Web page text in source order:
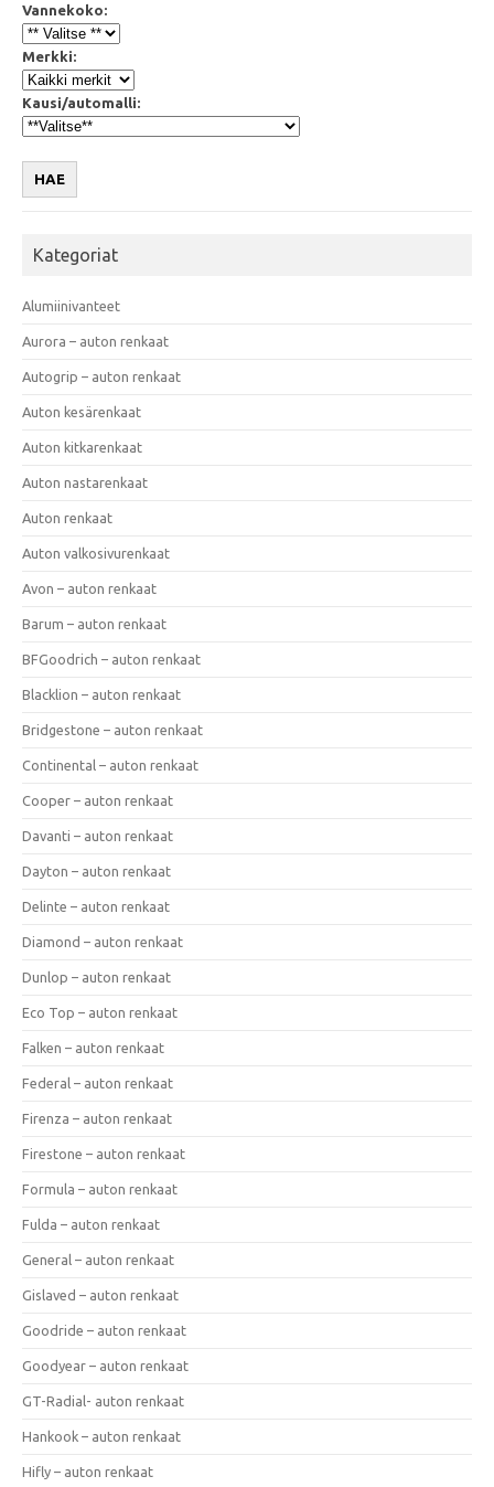
Vannekoko:
Merkki:
Kausi/automalli:
HAE
Kategoriat
Alumiinivanteet
Aurora – auton renkaat
Autogrip – auton renkaat
Auton kesärenkaat
Auton kitkarenkaat
Auton nastarenkaat
Auton renkaat
Auton valkosivurenkaat
Avon – auton renkaat
Barum – auton renkaat
BFGoodrich – auton renkaat
Blacklion – auton renkaat
Bridgestone – auton renkaat
Continental – auton renkaat
Cooper – auton renkaat
Davanti – auton renkaat
Dayton – auton renkaat
Delinte – auton renkaat
Diamond – auton renkaat
Dunlop – auton renkaat
Eco Top – auton renkaat
Falken – auton renkaat
Federal – auton renkaat
Firenza – auton renkaat
Firestone – auton renkaat
Formula – auton renkaat
Fulda – auton renkaat
General – auton renkaat
Gislaved – auton renkaat
Goodride – auton renkaat
Goodyear – auton renkaat
GT-Radial- auton renkaat
Hankook – auton renkaat
Hifly – auton renkaat